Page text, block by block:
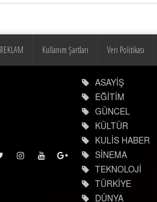
REKLAM Kullanım Şartları Veri Politikası
ASAYİŞ
EĞİTİM
GÜNCEL
KÜLTÜR
KULİS HABER
SİNEMA
TEKNOLOJİ
TÜRKİYE
DÜNYA